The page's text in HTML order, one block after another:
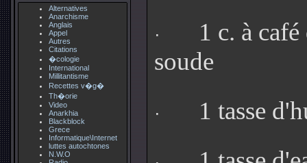
Alternatives
Anarchisme
Anglais
Appel
Autres
Citations
�cologie
International
Millitantisme
Recettes v�g�
Th�orie
Video
Anarkhia
Blackblock
Grece
Informatique\Internet
luttes autochtones
N.W.O
·
1 c. à
soude
· 1 tasse